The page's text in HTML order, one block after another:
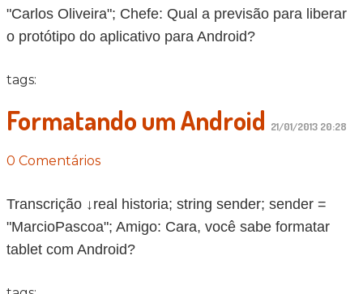
"Carlos Oliveira"; Chefe: Qual a previsão para liberar
o protótipo do aplicativo para Android?
tags:
Formatando um Android 21/01/2013 20:28
0 Comentários
Transcrição ↓real historia; string sender; sender =
"MarcioPascoa"; Amigo: Cara, você sabe formatar
tablet com Android?